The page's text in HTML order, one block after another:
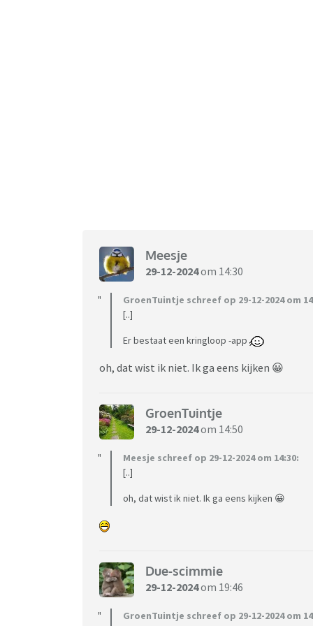
Meesje
29-12-2024om 14:30
GroenTuintje schreef op 29-12-2024 om
[..]
Er bestaat een kringloop -app
oh, dat wist ik niet. Ik ga eens kijken 😀
GroenTuintje
29-12-2024om 14:50
Meesje schreef op 29-12-2024 om 14:30:
[..]
oh, dat wist ik niet. Ik ga eens kijken 😀
Due-scimmie
29-12-2024om 19:46
GroenTuintje schreef op 29-12-2024 om